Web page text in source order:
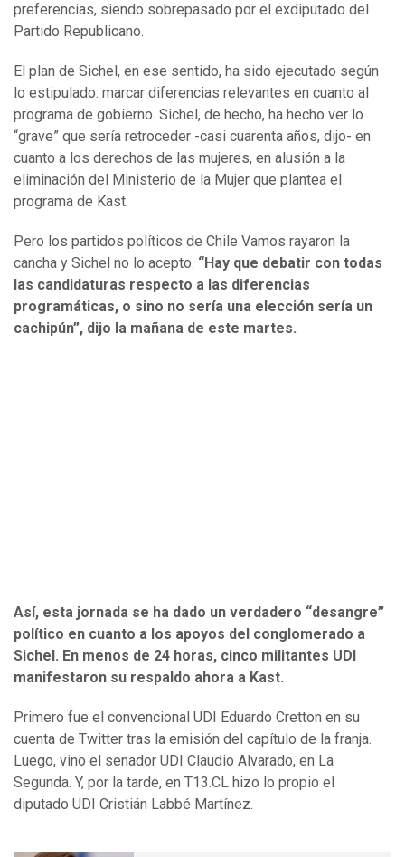
preferencias, siendo sobrepasado por el exdiputado del
Partido Republicano.
El plan de Sichel, en ese sentido, ha sido ejecutado según
lo estipulado: marcar diferencias relevantes en cuanto al
programa de gobierno. Sichel, de hecho, ha hecho ver lo
“grave” que sería retroceder -casi cuarenta años, dijo- en
cuanto a los derechos de las mujeres, en alusión a la
eliminación del Ministerio de la Mujer que plantea el
programa de Kast.
Pero los partidos políticos de Chile Vamos rayaron la
cancha y Sichel no lo acepto. “Hay que debatir con todas
las candidaturas respecto a las diferencias
programáticas, o sino no sería una elección sería un
cachipún”, dijo la mañana de este martes.
Así, esta jornada se ha dado un verdadero “desangre”
político en cuanto a los apoyos del conglomerado a
Sichel. En menos de 24 horas, cinco militantes UDI
manifestaron su respaldo ahora a Kast.
Primero fue el convencional UDI Eduardo Cretton en su
cuenta de Twitter tras la emisión del capítulo de la franja.
Luego, vino el senador UDI Claudio Alvarado, en La
Segunda. Y, por la tarde, en T13.CL hizo lo propio el
diputado UDI Cristián Labbé Martínez.